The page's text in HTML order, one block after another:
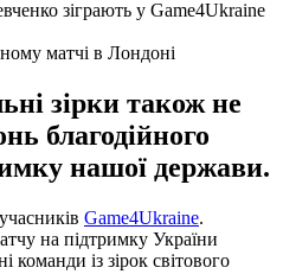
матчі в Лондоні
зірки також не
благодійного
нашої держави.
Game4Ukraine.
на підтримку України
із зірок світового